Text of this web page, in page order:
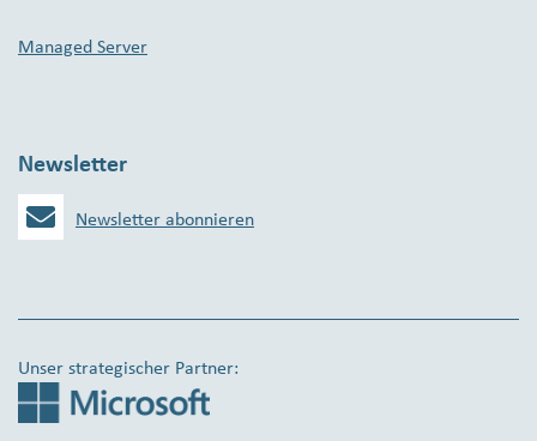
Managed Server
Newsletter
Newsletter abonnieren
Unser strategischer Partner: